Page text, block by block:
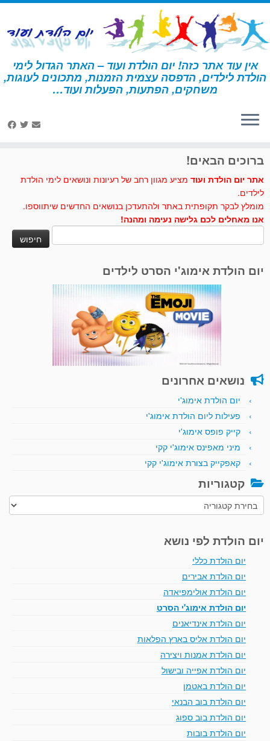
דלג
לתוכן
אין עוד אתר כזה! יום הולדת ועוד – האתר הגדול לימי
הולדת לילדים, הדפסה עצמית הזמנות, מתכונים לעוגות,
משחקים, הפתעות, הפעלות ועוד… דף הבית » הארי פוטר » פעילויות ומשחקים - הארי פוטר » חידון הארי
לחצו לנו לייק בפייסבוק
ברוכים הבאים!
אתר יום הולדת ועוד מציע מגוון רחב של רעיונות ונושאים לימי הולדת
לילדים.
מומלץ לבקר תקופתית באתר ולהתעדכן בנושאים החדשים שיתווספו.
אנו מאחלים לכם גלישה נעימה ומהנה!
יום הולדת אימוג'י הסרט לילדים
נושאים אחרונים
יום הולדת אימוג'י
פעילות ליום הולדת אימוג'י
קייק פופס אימוג'י
מיני מאפינס אימוג'י קקי
קאפקייק בצורת אימוג'י קקי
קטגוריות
קטגוריות
יום הולדת לפי נושא
יום הולדת כללי
יום הולדת אבירים
יום הולדת אולימפיאדה
יום הולדת אימוג'י הסרט
יום הולדת אינדיאנים
יום הולדת אליס בארץ הפלאות
יום הולדת אמנות ויצירה
יום הולדת אפייה ובישול
יום הולדת באטמן
יום הולדת בוב הבנאי
יום הולדת בוב ספוג
יום הולדת בובות